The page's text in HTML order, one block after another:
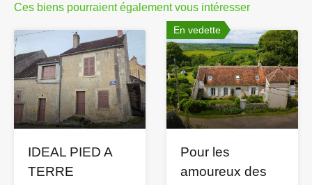
Ces biens pourraient également vous intéresser
IDEAL PIED A
TERRE
En vedette
Pour les
amoureux des